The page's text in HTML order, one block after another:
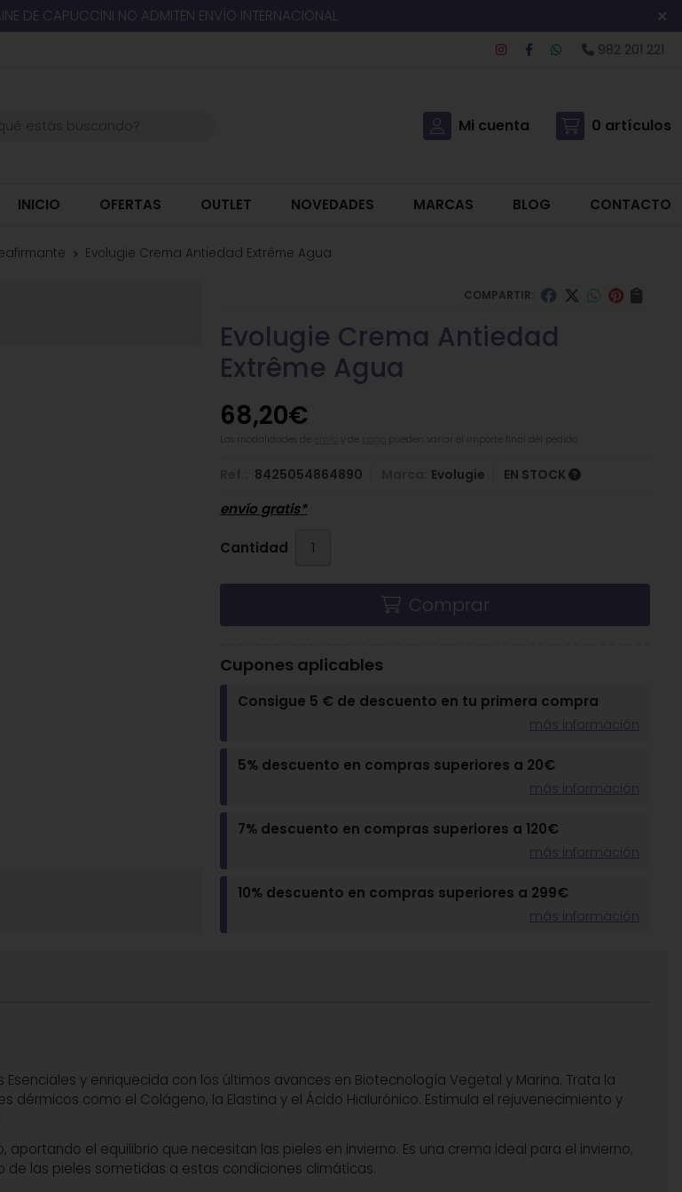
DE CAPUCCINI NO ADMITEN ENVÍO INTERNACIONAL
982 201 221
Mi cuenta 0 artículos
INICIO OFERTAS OUTLET NOVEDADES MARCAS BLOG CONTACTO
Evolugie Crema Antiedad Extrême Agua
COMPARTIR:
Evolugie Crema Antiedad
Extrême Agua
68,20€
pueden variar el importe final del pedido.
8425054864890 Evolugie EN STOCK
envío gratis*
Cantidad
Comprar
Cupones aplicables
Consigue 5 € de descuento en tu primera compra
más información
5% descuento en compras superiores a 20€
más información
7% descuento en compras superiores a 120€
más información
10% descuento en compras superiores a 299€
más información
y enriquecida con los últimos avances en Biotecnología Vegetal y Marina. Trata la
como el Colágeno, la Elastina y el Ácido Hialurónico. Estimula el rejuvenecimiento y
el equilibrio que necesitan las pieles en invierno. Es una crema ideal para el invierno,
las pieles sometidas a estas condiciones climáticas.